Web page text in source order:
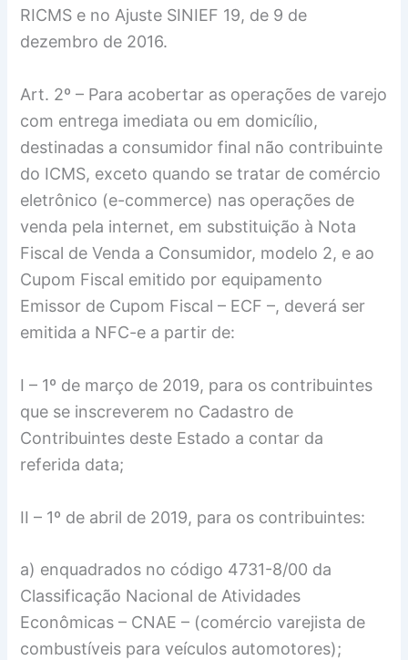
RICMS e no Ajuste SINIEF 19, de 9 de
dezembro de 2016.
Art. 2º – Para acobertar as operações de varejo
com entrega imediata ou em domicílio,
destinadas a consumidor final não contribuinte
do ICMS, exceto quando se tratar de comércio
eletrônico (e-commerce) nas operações de
venda pela internet, em substituição à Nota
Fiscal de Venda a Consumidor, modelo 2, e ao
Cupom Fiscal emitido por equipamento
Emissor de Cupom Fiscal – ECF –, deverá ser
emitida a NFC-e a partir de:
I – 1º de março de 2019, para os contribuintes
que se inscreverem no Cadastro de
Contribuintes deste Estado a contar da
referida data;
II – 1º de abril de 2019, para os contribuintes:
a) enquadrados no código 4731-8/00 da
Classificação Nacional de Atividades
Econômicas – CNAE – (comércio varejista de
combustíveis para veículos automotores);